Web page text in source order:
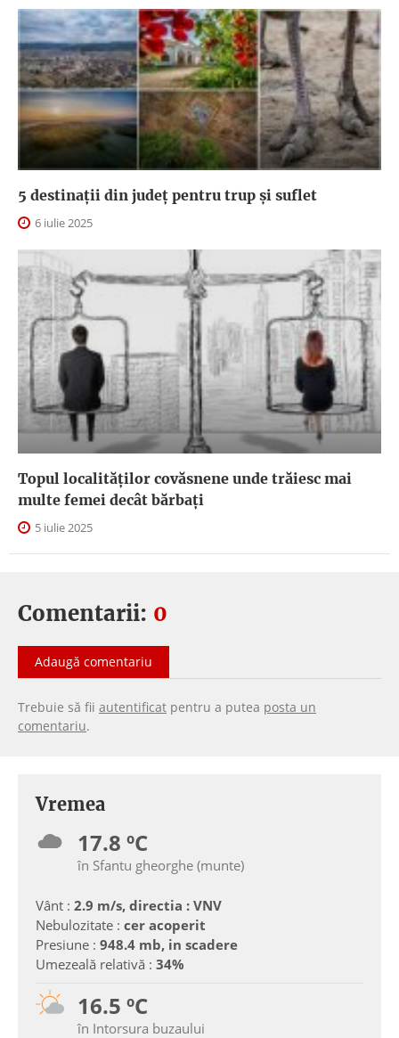
5 destinații din județ pentru trup și suflet
6 iulie 2025
Topul localităților covăsnene unde trăiesc mai
multe femei decât bărbați
5 iulie 2025
Comentarii: 0
Adaugă comentariu
Trebuie să fii autentificat pentru a putea posta un
comentariu.
Vremea
17.8 ºC
în Sfantu gheorghe (munte)
Vânt : 2.9 m/s, directia : VNV
Nebulozitate : cer acoperit
Presiune : 948.4 mb, in scadere
Umezeală relativă : 34%
16.5 ºC
în Intorsura buzaului